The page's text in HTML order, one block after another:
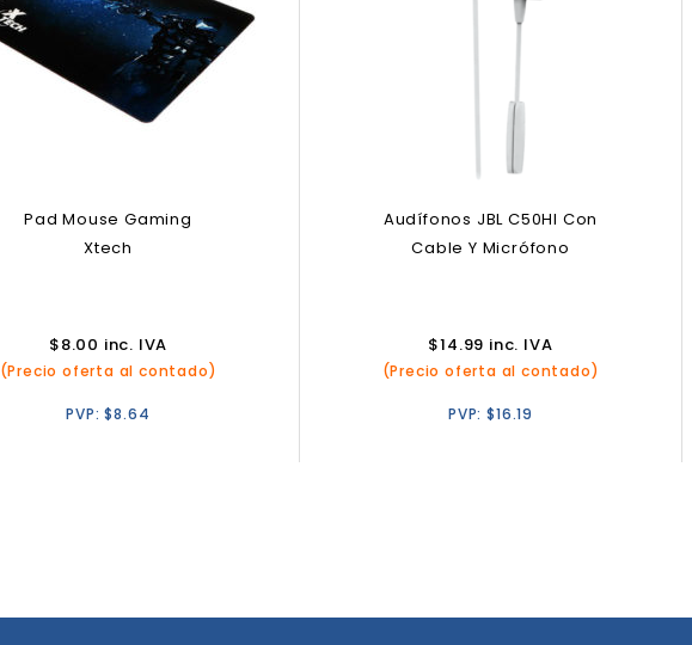
Pad Mouse Gaming
Xtech
$8.00 inc. IVA
(Precio oferta al contado)
PVP:$8.64
Audífonos JBL C50HI Con
Cable Y Micrófono
$14.99 inc. IVA
(Precio oferta al contado)
PVP:$16.19